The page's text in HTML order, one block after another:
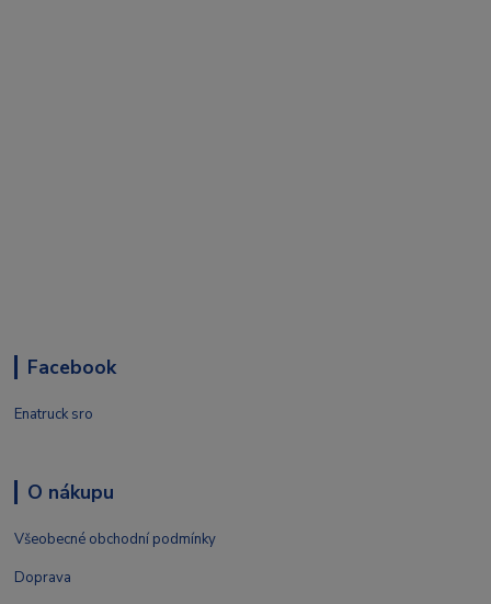
Facebook
Enatruck sro
O nákupu
Všeobecné obchodní podmínky
Doprava